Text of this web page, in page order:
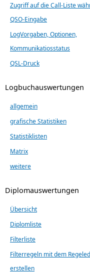
Zugriff auf die Call-Liste
QSO-Eingabe
LogVorgaben, Optionen,
Kommunikatiosstatus
QSL-Druck
Logbuchauswertungen
allgemein
grafische Statistiken
Statistiklisten
Matrix
weitere
Diplomauswertungen
Übersicht
Diplomliste
Filterliste
Filterregeln mit dem
erstellen